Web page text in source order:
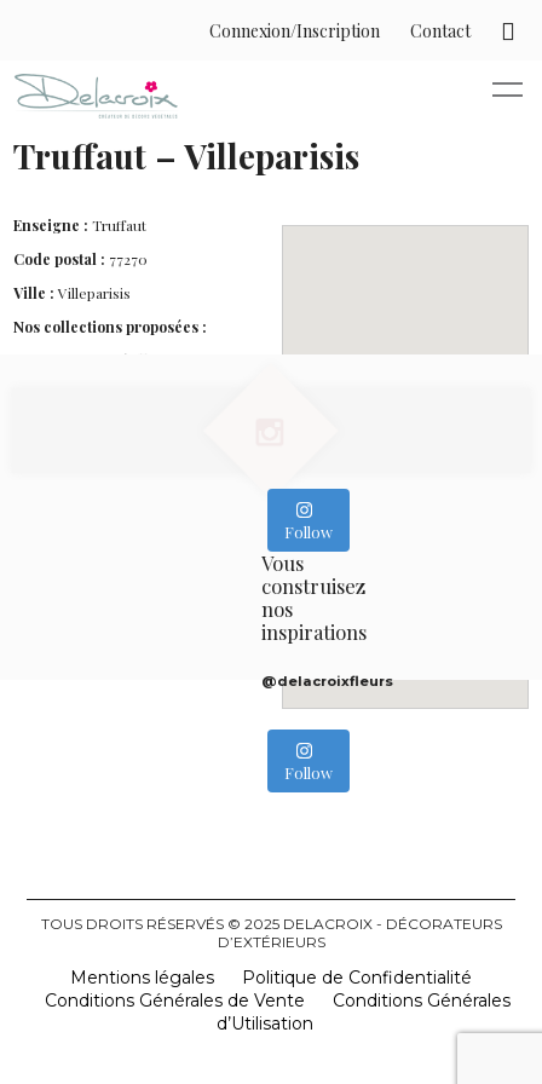
Connexion/Inscription Contact
Truffaut – Villeparisis
Enseigne :Truffaut
Code postal : 77270
Ville :Villeparisis
Nos collections proposées :
- Printemps pétillant
Follow
Vous
construisez
nos
inspirations
@delacroixfleurs
Follow
TOUS DROITS RÉSERVÉS © 2025 DELACROIX - DÉCORATEURS
D’EXTÉRIEURS
Mentions légales
Politique de Confidentialité
Conditions Générales de Vente
Conditions Générales
d’Utilisation